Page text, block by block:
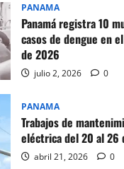
PANAMA
Panamá registra 10
casos de dengue en
de 2026
julio 2, 2026 0
PANAMA
Trabajos de
eléctrica del 20 al 26
abril 21, 2026 0